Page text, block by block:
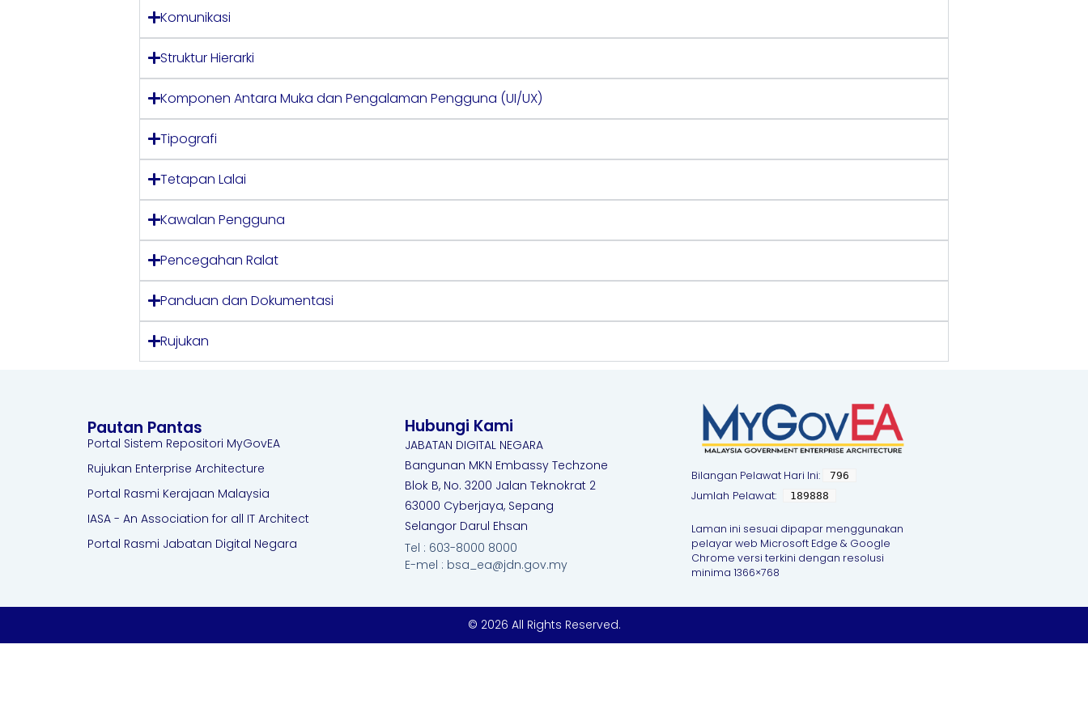
Komunikasi
Struktur Hierarki
Komponen Antara Muka dan Pengalaman Pengguna (UI/UX)
Tipografi
Tetapan Lalai
Kawalan Pengguna
Pencegahan Ralat
Panduan dan Dokumentasi
Rujukan
Pautan Pantas
Portal Sistem Repositori MyGovEA
Rujukan Enterprise Architecture
Portal Rasmi Kerajaan Malaysia
IASA - An Association for all IT Architect
Portal Rasmi Jabatan Digital Negara
Hubungi Kami
JABATAN DIGITAL NEGARA
Bangunan MKN Embassy Techzone
Blok B, No. 3200 Jalan Teknokrat 2
63000 Cyberjaya, Sepang
Selangor Darul Ehsan
Tel : 603-8000 8000
E-mel : bsa_ea@jdn.gov.my
Bilangan Pelawat Hari Ini: 796
Jumlah Pelawat: 189888
Laman ini sesuai dipapar menggunakan
pelayar web Microsoft Edge & Google
Chrome versi terkini dengan resolusi
minima 1366×768
© 2026 All Rights Reserved.